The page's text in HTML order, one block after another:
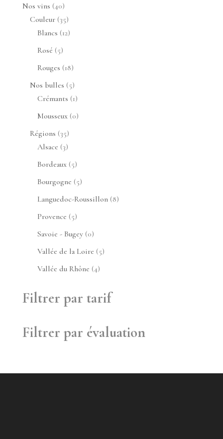
Nos vins 4040
produits
Couleur 3535
produits
Blancs 1212
Rosé 55
produits
Rouges 1818
produits
Nos bulles 55
produits
Crémants 11
produit
Mousseux 00
Régions 3535
produits
Alsace 33
produits
Bordeaux 55
produits
Bourgogne 55
produits
Languedoc-Roussillon 88
Provence 55
produits
Savoie - Bugey 00
produit
Vallée de la Loire 55
Vallée du Rhône 44
Filtrer par tarif
Filtrer par évaluation